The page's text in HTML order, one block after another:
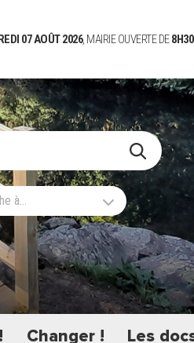
07 AOÛT 2026, MAIRIE OUVERTE DE
à...
Changer ! Les